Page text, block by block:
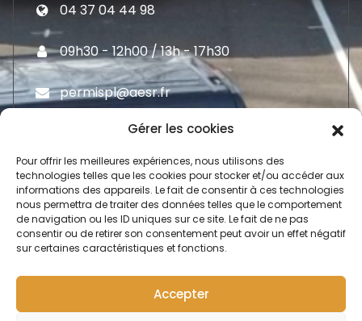
Gérer les cookies
Pour offrir les meilleures expériences, nous utilisons des
technologies telles que les cookies pour stocker et/ou accéder aux
informations des appareils. Le fait de consentir à ces technologies
nous permettra de traiter des données telles que le comportement
de navigation ou les ID uniques sur ce site. Le fait de ne pas
consentir ou de retirer son consentement peut avoir un effet négatif
sur certaines caractéristiques et fonctions.
Accepter
04 37 04 44 98
09h30 - 12h00 / 13h - 17h30
permispl@aesr.fr
Moyen De Paiement